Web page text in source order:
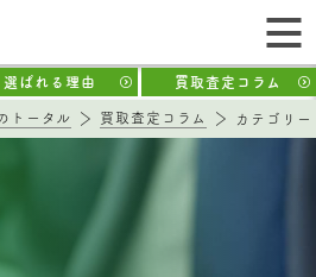
選ばれる理由 買取査定コラム
トータル 買取査定コラム カテゴリ